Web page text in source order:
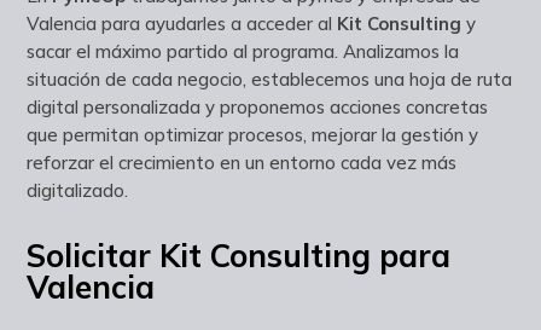
Valencia para ayudarles a acceder al Kit Consulting y
sacar el máximo partido al programa. Analizamos la
situación de cada negocio, establecemos una hoja de ruta
digital personalizada y proponemos acciones concretas
que permitan optimizar procesos, mejorar la gestión y
reforzar el crecimiento en un entorno cada vez más
digitalizado.
Solicitar Kit Consulting para
Valencia